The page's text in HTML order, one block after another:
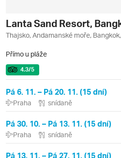
Lanta Sand Resort,
Thajsko, Andamanské moře,
Přímo u pláže
4.3/5
Pá 6. 11. – Pá 20. 11. (15 dní)
Praha snídaně
Pá 30. 10. – Pá 13. 11. (15 dní)
Praha snídaně
Pá 13. 11. – Pá 27. 11. (15 dní)